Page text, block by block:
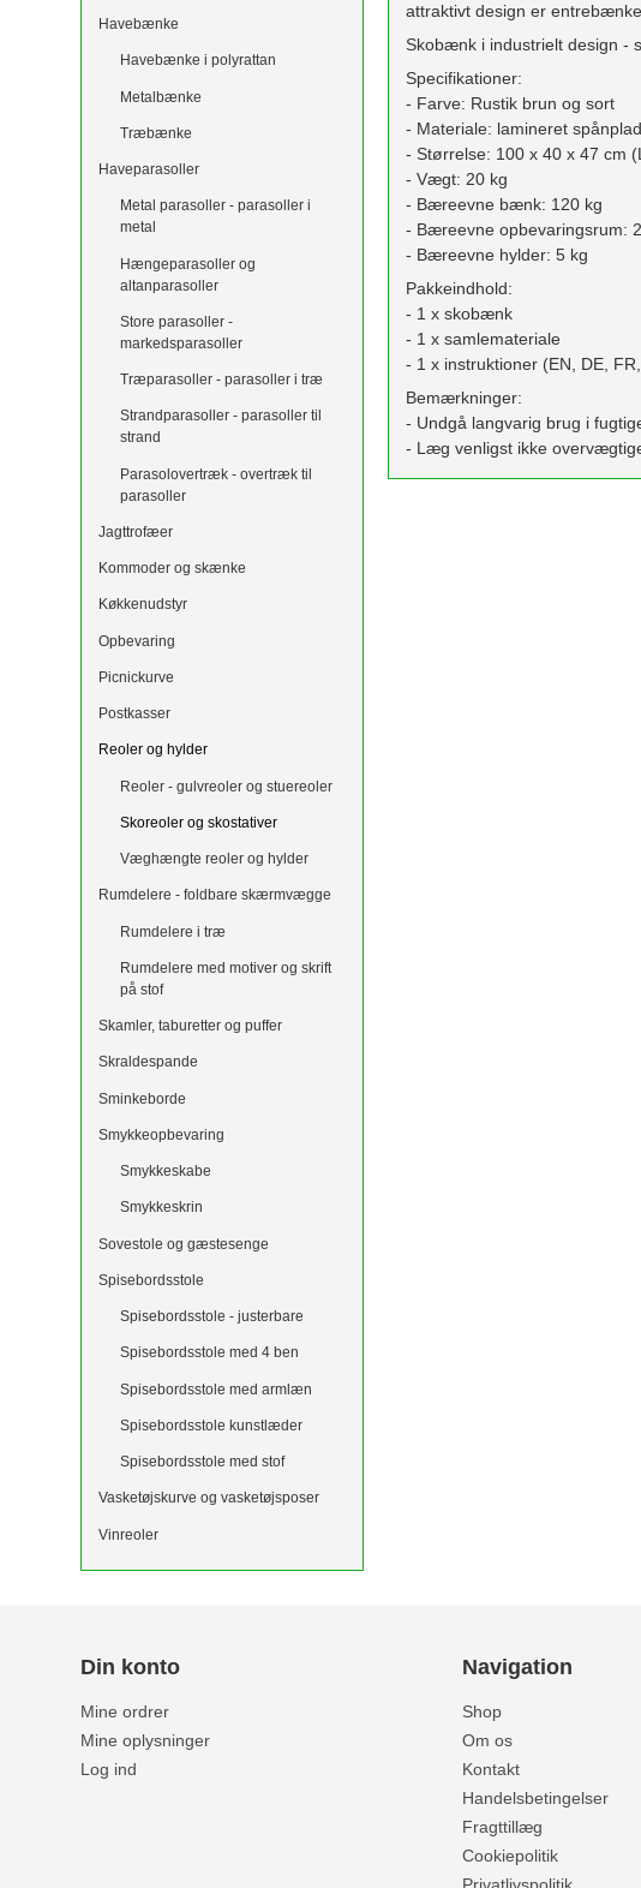
Havebænke
Havebænke i polyrattan
Metalbænke
Træbænke
Haveparasoller
Metal parasoller - parasoller i
metal
Hængeparasoller og
altanparasoller
Store parasoller -
markedsparasoller
Træparasoller - parasoller i træ
Strandparasoller - parasoller til
strand
Parasolovertræk - overtræk til
parasoller
Jagttrofæer
Kommoder og skænke
Køkkenudstyr
Opbevaring
Picnickurve
Postkasser
Reoler og hylder
Reoler - gulvreoler og stuereoler
Skoreoler og skostativer
Væghængte reoler og hylder
Rumdelere - foldbare skærmvægge
Rumdelere i træ
Rumdelere med motiver og skrift
på stof
Skamler, taburetter og puffer
Skraldespande
Sminkeborde
Smykkeopbevaring
Smykkeskabe
Smykkeskrin
Sovestole og gæstesenge
Spisebordsstole
Spisebordsstole - justerbare
Spisebordsstole med 4 ben
Spisebordsstole med armlæn
Spisebordsstole kunstlæder
Spisebordsstole med stof
Vasketøjskurve og vasketøjsposer
Vinreoler
attraktivt design er
Skobænk i industrielt design -
Specifikationer:
- Farve: Rustik brun og sort
- Materiale: lamineret
- Størrelse: 100 x 40 x 47 cm
- Vægt: 20 kg
- Bæreevne bænk: 120 kg
- Bæreevne opbevaringsrum:
- Bæreevne hylder: 5 kg
Pakkeindhold:
- 1 x skobænk
- 1 x samlemateriale
- 1 x instruktioner (EN, DE,
Bemærkninger:
- Undgå langvarig brug i
- Læg venligst ikke
Din konto
Mine ordrer
Mine oplysninger
Log ind
Navigation
Shop
Om os
Kontakt
Handelsbetingelser
Fragttillæg
Cookiepolitik
Privatlivspolitik